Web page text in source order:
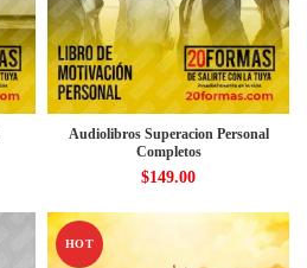
Audiolibros Superacion Personal
Completos
$149.00
HOT